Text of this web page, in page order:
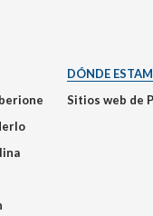
DÓNDE
Sitios web de